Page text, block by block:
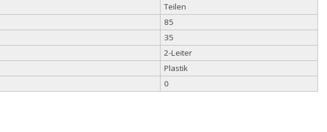
Teilen
85
35
2-Leiter
Plastik
0